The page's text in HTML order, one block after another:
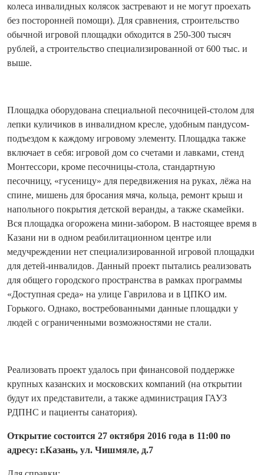
колеса инвалидных колясок застревают и не могут проехать
без посторонней помощи). Для сравнения, строительство
обычной игровой площадки обходится в 250-300 тысяч
рублей, а строительство специализированной от 600 тыс. и
выше.
Площадка оборудована специальной песочницей-столом для
лепки куличиков в инвалидном кресле, удобным пандусом-
подъездом к каждому игровому элементу. Площадка также
включает в себя: игровой дом со счетами и лавками, стенд
Монтессори, кроме песочницы-стола, стандартную
песочницу, «гусеницу» для передвижения на руках, лёжа на
спине, мишень для бросания мяча, кольца, ремонт крыш и
напольного покрытия детской веранды, а также скамейки.
Вся площадка огорожена мини-забором. В настоящее время в
Казани ни в одном реабилитационном центре или
медучреждении нет специализированной игровой площадки
для детей-инвалидов. Данный проект пытались реализовать
для общего городского пространства в рамках программы
«Доступная среда» на улице Гаврилова и в ЦПКО им.
Горького. Однако, востребованными данные площадки у
людей с ограниченными возможностями не стали.
Реализовать проект удалось при финансовой поддержке
крупных казанских и московских компаний (на открытии
будут их представители, а также администрация ГАУЗ
РДПНС и пациенты санатория).
Открытие состоится 27 октября 2016 года в 11:00 по
адресу: г.Казань, ул. Чишмяле, д.7